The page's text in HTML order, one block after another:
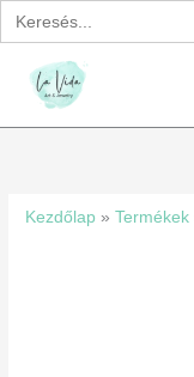
Search
for:
Skip
to
content
Kezdőlap »Termékek